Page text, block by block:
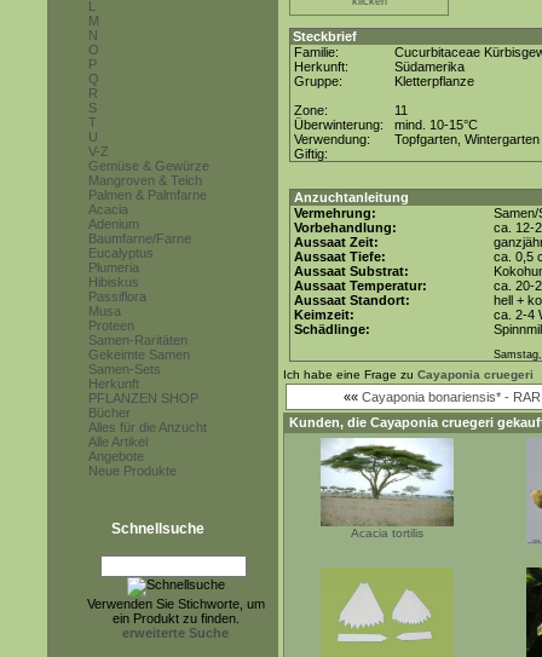
L
M
N
O
P
Q
R
S
T
U
V-Z
Gemüse & Gewürze
Mangroven & Teich
Palmen & Palmfarne
Acacia
Adenium
Baumfarne/Farne
Eucalyptus
Plumeria
Hibiskus
Passiflora
Musa
Proteen
Samen-Raritäten
Gekeimte Samen
Samen-Sets
Herkunft
PFLANZEN SHOP
Bücher
Alles für die Anzucht
Alle Artikel
Angebote
Neue Produkte
Schnellsuche
Verwenden Sie Stichworte, um
ein Produkt zu finden.
erweiterte Suche
Steckbrief
Familie:
Cucurbitaceae
Herkunft:
Südamerika
Gruppe:
Kletterpflanze
Zone:
11
Überwinterung:
mind. 10-15°C
Verwendung:
Topfgarten, Wintergarten
Giftig:
Anzuchtanleitung
Vermehrung:
Samen/
Vorbehandlung:
ca. 12-
Aussaat Zeit:
Aussaat Tiefe:
ca. 0,5
Aussaat Substrat:
Aussaat Temperatur:
ca. 20-
Aussaat Standort:
hell +
Keimzeit:
ca. 2-4
Schädlinge:
Ich habe eine Frage zu Cayaponia cruegeri
«« Cayaponia bonariensis* -
Kunden, die Cayaponia cruegeri
Acacia tortilis